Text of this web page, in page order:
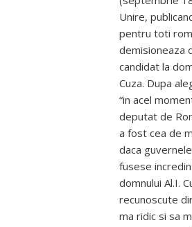
Unire,
pentru toti
demisioneaza
candidat la
Cuza. Dupa
“in acel
deputat de
a fost cea de
daca
fusese
domnului Al.I.
recunoscute
ma ridic si sa